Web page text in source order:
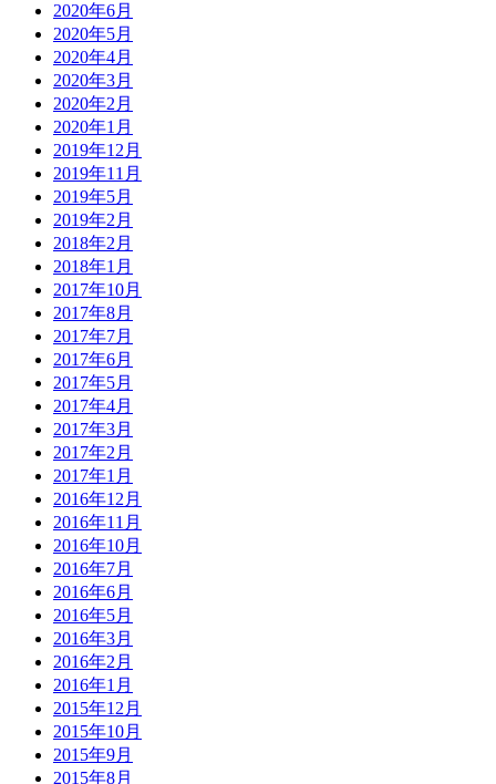
2020年6月
2020年5月
2020年4月
2020年3月
2020年2月
2020年1月
2019年12月
2019年11月
2019年5月
2019年2月
2018年2月
2018年1月
2017年10月
2017年8月
2017年7月
2017年6月
2017年5月
2017年4月
2017年3月
2017年2月
2017年1月
2016年12月
2016年11月
2016年10月
2016年7月
2016年6月
2016年5月
2016年3月
2016年2月
2016年1月
2015年12月
2015年10月
2015年9月
2015年8月